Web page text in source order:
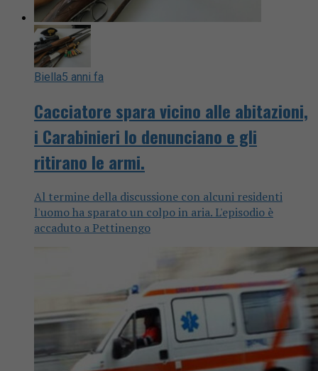
Biella5 anni fa
Cacciatore spara vicino alle abitazioni,
i Carabinieri lo denunciano e gli
ritirano le armi.
Al termine della discussione con alcuni residenti
l'uomo ha sparato un colpo in aria. L'episodio è
accaduto a Pettinengo